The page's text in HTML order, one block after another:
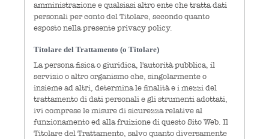
amministrazione e qualsiasi altro ente che tratta dati
personali per conto del Titolare, secondo quanto
esposto nella presente privacy policy.
Titolare del Trattamento (o Titolare)
La persona fisica o giuridica, l'autorità pubblica, il
servizio o altro organismo che, singolarmente o
insieme ad altri, determina le finalità e i mezzi del
trattamento di dati personali e gli strumenti adottati,
ivi comprese le misure di sicurezza relative al
funzionamento ed alla fruizione di questo Sito Web. Il
Titolare del Trattamento, salvo quanto diversamente